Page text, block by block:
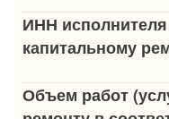
ИНН
капитальному
Объем работ